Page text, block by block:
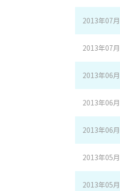
2013年07
2013年07
2013年06
2013年06
2013年06
2013年05
2013年05